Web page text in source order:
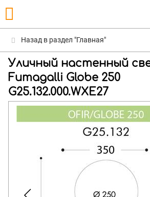
Назад в раздел "Главная"
Уличный настенный
Fumagalli Globe 250
G25.132.000.WXE27